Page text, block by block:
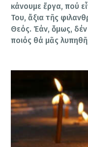
κάνουμε ἔργα, πού
Του, ἄξια τῆς
Θεός. Ἐάν, ὅμως,
ποιός θά μᾶς